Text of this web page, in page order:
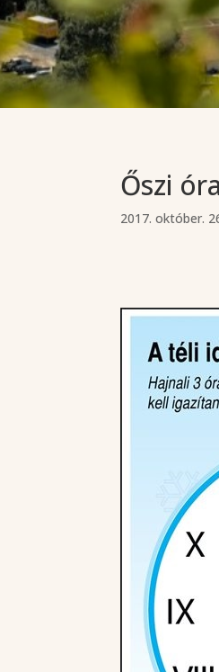
Őszi
2017. október.